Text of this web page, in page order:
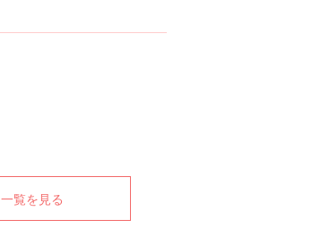
一覧を見る